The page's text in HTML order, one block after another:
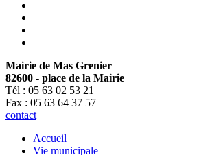
Mairie de Mas Grenier
82600 - place de la Mairie
Tél : 05 63 02 53 21
Fax : 05 63 64 37 57
contact
Accueil
Vie municipale